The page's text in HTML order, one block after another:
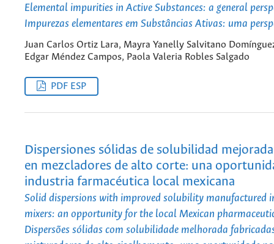
Elemental impurities in Active Substances: a general
Impurezas elementares em Substâncias Ativas: uma
Juan Carlos Ortiz Lara, Mayra Yanelly Salvitano
Edgar Méndez Campos, Paola Valeria Robles Salgado
PDF ESP
Dispersiones sólidas de solubilidad
en mezcladores de alto corte: una
industria farmacéutica local mexicana
Solid dispersions with improved solubility manufactured
mixers: an opportunity for the local Mexican
Dispersões sólidas com solubilidade melhorada